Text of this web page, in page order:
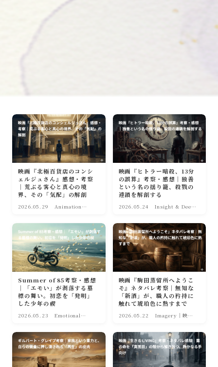
映画『北極百貨店のコンシ
ェルジュさん』感想・考察
｜荒ぶる客心と真心の境
界、その「気配」の解剖
2026.05.29
Animation
映画『ヒトラー暗殺、13分
の誤算』考察・感想｜独善
という名の揺り籠、殺戮の
連鎖を解剖する
2026.05.24
Insight & Deep
Summer of 85考察・感想
｜「エモい」が剥落する墓
標の舞い。初恋を「発明」
した少年の禊
2026.05.23
Emotional
映画『駒田蒸留所へようこ
そ』ネタバレ考察｜無知な
「新酒」が、職人の矜持に
触れて琥珀色に熟すまで
2026.05.22
Imagery｜映像